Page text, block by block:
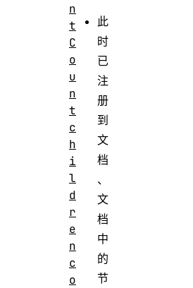
此
时
已
注
册
到
文
档
、
文
档
中
的
节
n
t
C
o
u
n
t
c
h
i
l
d
r
e
n
c
o